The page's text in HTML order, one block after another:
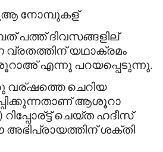
നോമ്പുകള്
പത്ത് ദിവസങ്ങളില്
വ്രതത്തിന് യഥാക്രമം
എന്നു പറയപ്പെടുന്നു.
വര്ഷത്തെ ചെറിയ
ആശൂറാ
) റിപ്പോര്ട്ട് ചെയ്ത ഹദീസ്
അഭിപ്രായത്തിന് ശക്തി